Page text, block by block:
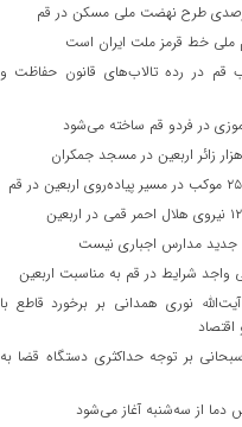
ملی خط قرمز ملت ایران است
قم در رده تالاب‌های قانون حفاظت و
در فردو قم ساخته می‌شود
جدید مدارس اجباری نیست
آیت‌الله نوری همدانی بر برخورد قاطع با
اقتصاد
سبحانی بر توجه حداکثری دستگاه قضا به
از سه‌شنبه آغاز می‌شود